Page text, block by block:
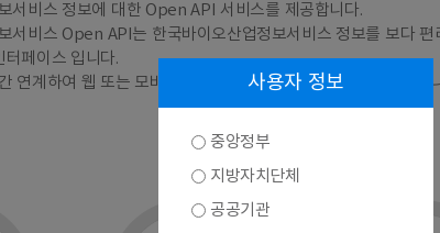
서비스 정보에 대한 Open API 서비스를 제공합니다.
서비스 Open API는 한국바이오산업정보서비스 정보를 보다 편
터페이스 입니다.
연계하여 웹 또는 모바일 앱 등으로 다양하게 활용하실 수 있습
사용자 정보
중앙정부
지방자치단체
공공기관